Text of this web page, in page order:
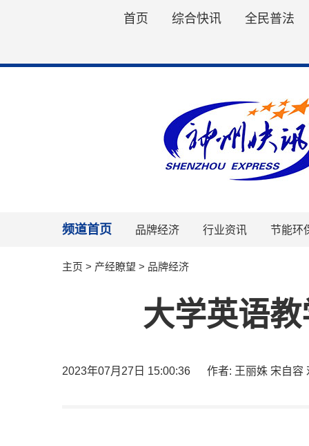
首页 综合快讯 全民普法
频道首页 品牌经济 行业资讯 节能环
主页 > 产经瞭望 > 品牌经济
大学英语
2023年07月27日 15:00:36 作者: 王丽姝 宋自容